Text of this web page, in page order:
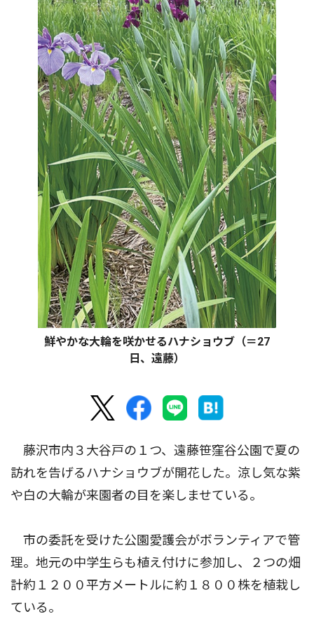
鮮やかな大輪を咲かせるハナショウブ（＝27
日、遠藤）
藤沢市内３大谷戸の１つ、遠藤笹窪谷公園で夏の
訪れを告げるハナショウブが開花した。涼し気な紫
や白の大輪が来園者の目を楽しませている。
市の委託を受けた公園愛護会がボランティアで管
理。地元の中学生らも植え付けに参加し、２つの畑
計約１２００平方メートルに約１８００株を植栽し
ている。